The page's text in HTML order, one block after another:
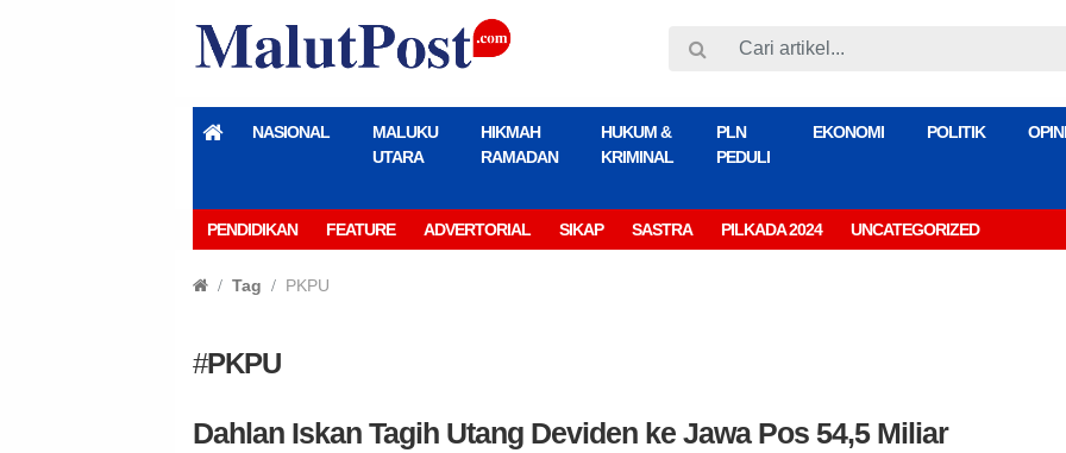
NASIONAL
MALUKU
UTARA
HIKMAH
RAMADAN
HUKUM &
KRIMINAL
PLN
PEDULI
EKONOMI POLITIK OPINI
PENDIDIKAN FEATURE ADVERTORIAL SIKAP SASTRA PILKADA 2024 UNCATEGORIZED
Tag PKPU
#PKPU
Dahlan Iskan Tagih Utang Deviden ke Jawa Pos 54,5 Miliar